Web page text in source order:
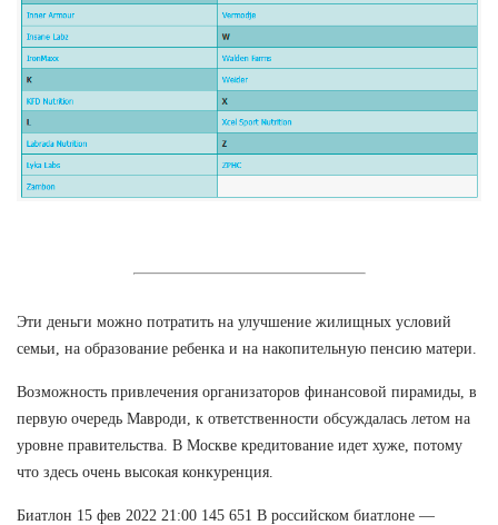
Эти деньги можно потратить на улучшение жилищных условий
семьи, на образование ребенка и на накопительную пенсию матери.
Возможность привлечения организаторов финансовой пирамиды, в
первую очередь Мавроди, к ответственности обсуждалась летом на
уровне правительства. В Москве кредитование идет хуже, потому
что здесь очень высокая конкуренция.
Биатлон 15 фев 2022 21:00 145 651 В российском биатлоне —